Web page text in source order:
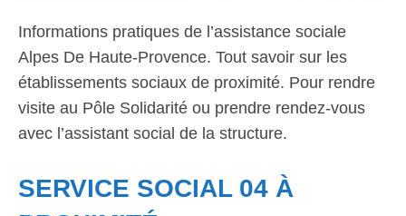
Informations pratiques de l’assistance sociale
Alpes De Haute-Provence. Tout savoir sur les
établissements sociaux de proximité. Pour rendre
visite au Pôle Solidarité ou prendre rendez-vous
avec l’assistant social de la structure.
SERVICE SOCIAL 04 À